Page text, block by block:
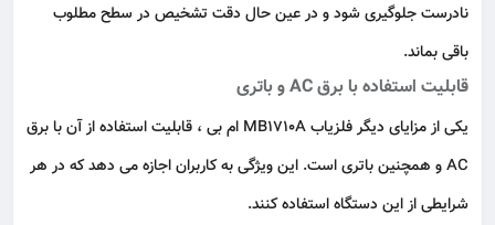
نادرست جلوگیری شود و در عین حال دقت تشخیص در سطح مطلوب
باقی بماند.
قابلیت استفاده با برق AC و باتری
یکی از مزایای دیگر فلزیاب MB1710A ام بی ، قابلیت استفاده از آن با برق
AC و همچنین باتری است. این ویژگی به کاربران اجازه می‌ دهد که در هر
شرایطی از این دستگاه استفاده کنند.